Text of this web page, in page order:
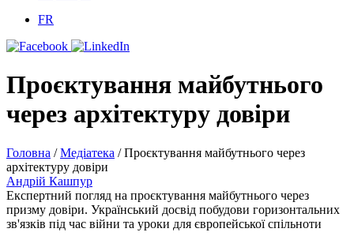
FR
Проєктування майбутнього
через архітектуру довіри
Головна /Медіатека /Проєктування майбутнього через
архітектуру довіри
Андрій Кашпур
Експертний погляд на проєктування майбутнього через
призму довіри. Український досвід побудови горизонтальних
зв'язків під час війни та уроки для європейської спільноти